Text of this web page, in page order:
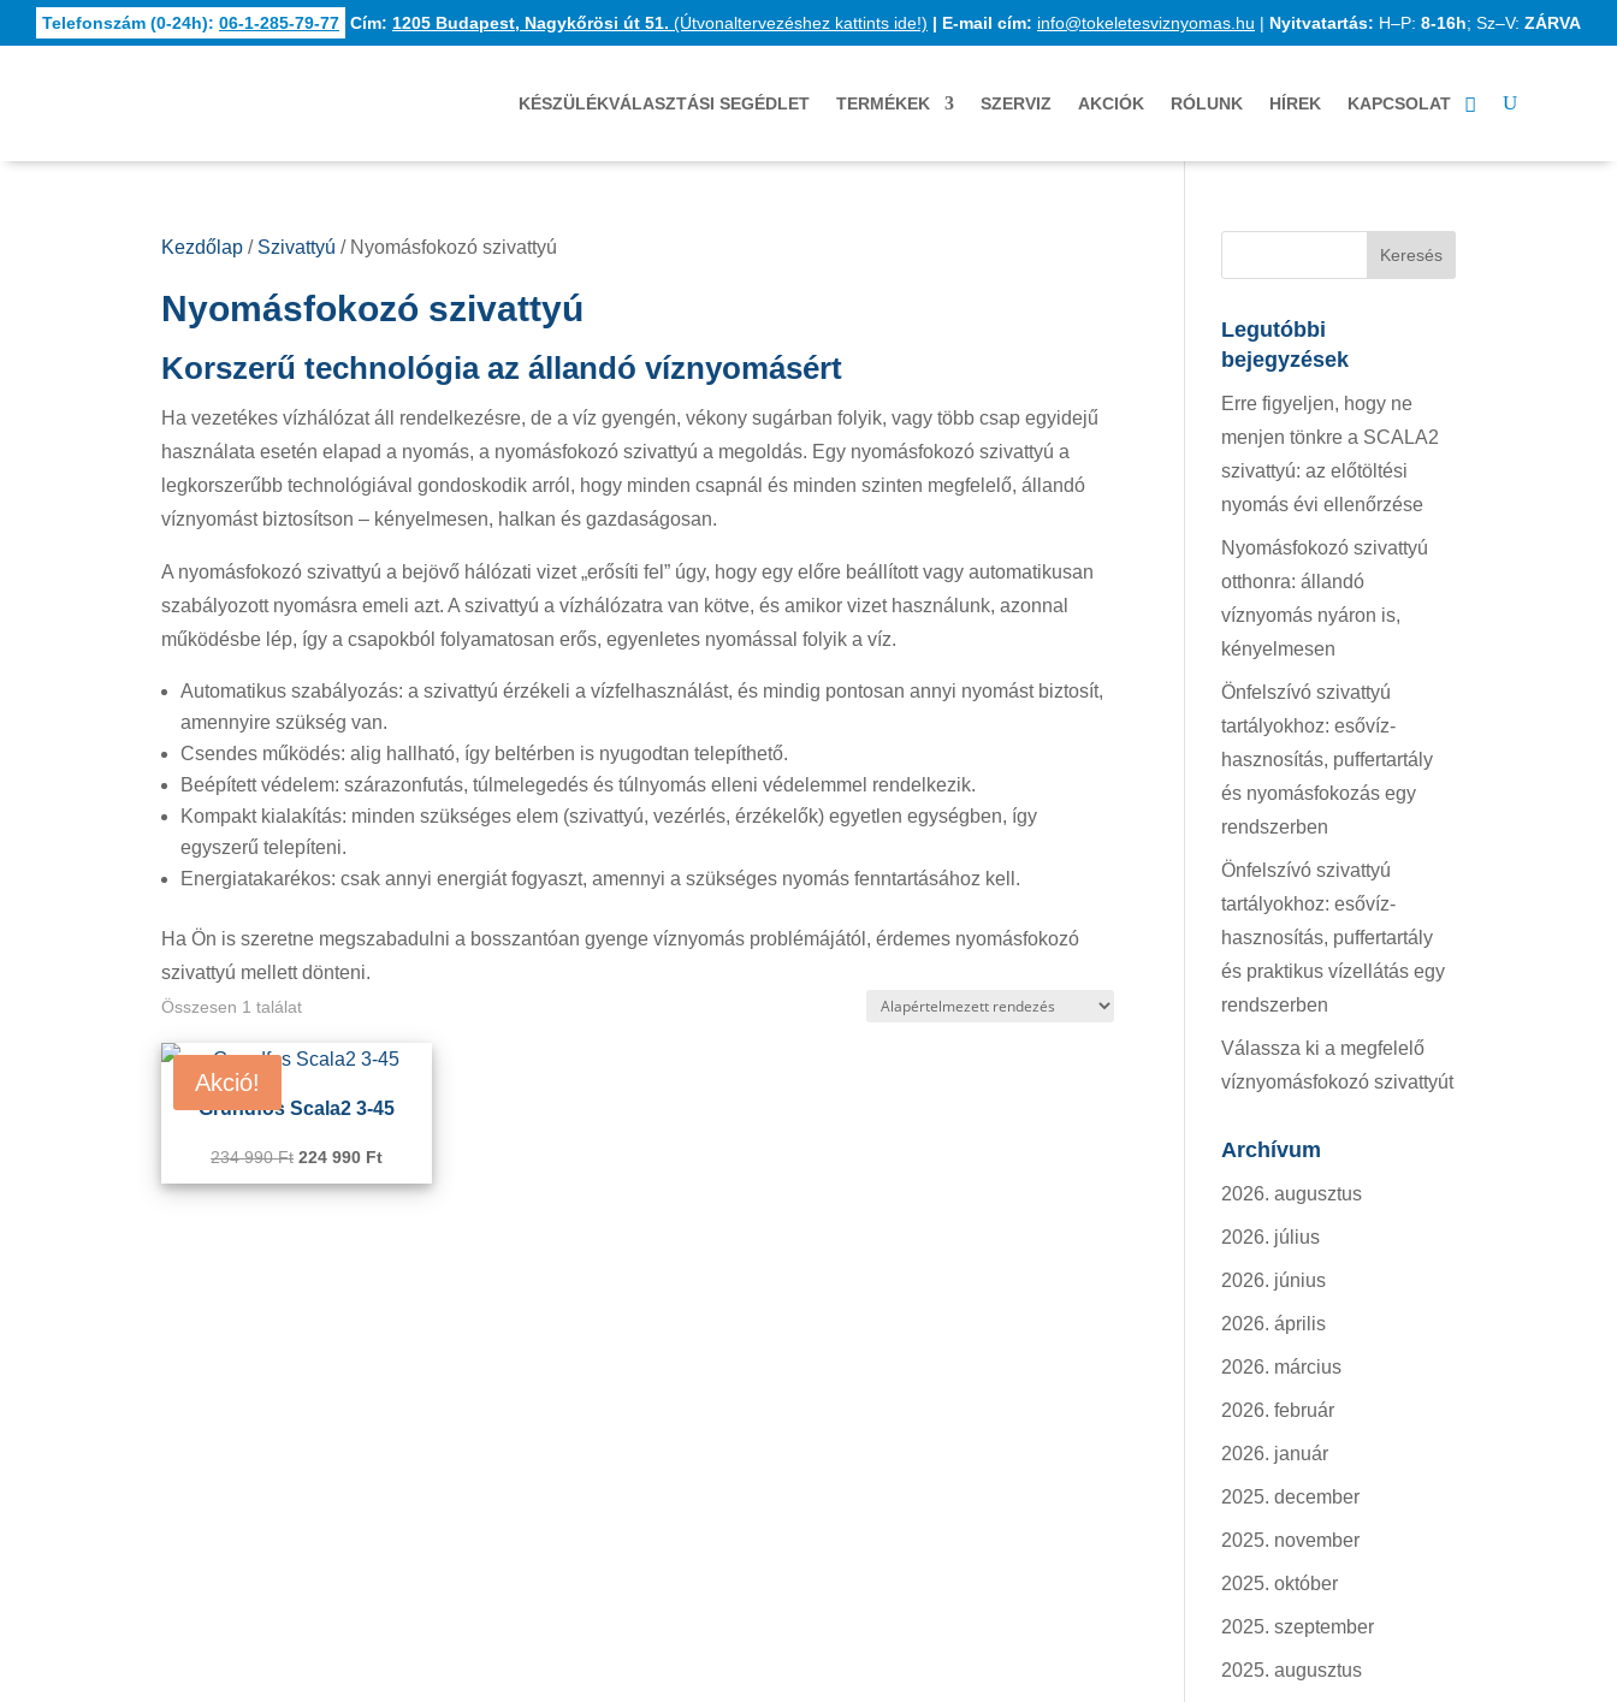
Telefonszám (0-24h): 06-1-285-79-77 Cím: 1205 Budapest, Nagykőrösi út 51. (Útvonaltervezéshez kattints ide!) | E-mail cím: info@tokeletesviznyomas.hu | Nyitvatartás: H–P: 8-16h; Sz–V: ZÁRVA
KÉSZÜLÉKVÁLASZTÁSI SEGÉDLET TERMÉKEK SZERVIZ AKCIÓK RÓLUNK HÍREK KAPCSOLAT
Kezdőlap / Szivattyú / Nyomásfokozó szivattyú
Nyomásfokozó szivattyú
Korszerű technológia az állandó víznyomásért
Ha vezetékes vízhálózat áll rendelkezésre, de a víz gyengén, vékony sugárban folyik, vagy több csap egyidejű
használata esetén elapad a nyomás, a nyomásfokozó szivattyú a megoldás. Egy nyomásfokozó szivattyú a
legkorszerűbb technológiával gondoskodik arról, hogy minden csapnál és minden szinten megfelelő, állandó
víznyomást biztosítson – kényelmesen, halkan és gazdaságosan.
A nyomásfokozó szivattyú a bejövő hálózati vizet „erősíti fel” úgy, hogy egy előre beállított vagy automatikusan
szabályozott nyomásra emeli azt. A szivattyú a vízhálózatra van kötve, és amikor vizet használunk, azonnal
működésbe lép, így a csapokból folyamatosan erős, egyenletes nyomással folyik a víz.
Automatikus szabályozás: a szivattyú érzékeli a vízfelhasználást, és mindig pontosan annyi nyomást biztosít,
amennyire szükség van.
Csendes működés: alig hallható, így beltérben is nyugodtan telepíthető.
Beépített védelem: szárazonfutás, túlmelegedés és túlnyomás elleni védelemmel rendelkezik.
Kompakt kialakítás: minden szükséges elem (szivattyú, vezérlés, érzékelők) egyetlen egységben, így
egyszerű telepíteni.
Energiatakarékos: csak annyi energiát fogyaszt, amennyi a szükséges nyomás fenntartásához kell.
Ha Ön is szeretne megszabadulni a bosszantóan gyenge víznyomás problémájától, érdemes nyomásfokozó
szivattyú mellett dönteni.
Összesen 1 találat
Akció!
Grundfos Scala2 3-45
234 990Ft Original
price
224 990 Ft
price
Legutóbbi
bejegyzések
Erre figyeljen, hogy ne
menjen tönkre a SCALA2
szivattyú: az előtöltési
nyomás évi ellenőrzése
Nyomásfokozó szivattyú
otthonra: állandó
víznyomás nyáron is,
kényelmesen
Önfelszívó szivattyú
tartályokhoz: esővíz-
hasznosítás, puffertartály
és nyomásfokozás egy
rendszerben
Önfelszívó szivattyú
tartályokhoz: esővíz-
hasznosítás, puffertartály
és praktikus vízellátás egy
rendszerben
Válassza ki a megfelelő
víznyomásfokozó szivattyút
Archívum
2026. augusztus
2026. július
2026. június
2026. április
2026. március
2026. február
2026. január
2025. december
2025. november
2025. október
2025. szeptember
2025. augusztus